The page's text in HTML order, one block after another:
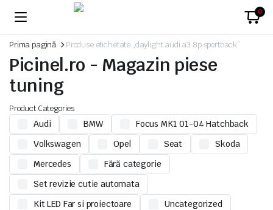
0
Prima pagină Produse etichetate „daylight audi a3 8p sportback”
Picinel.ro - Magazin piese
tuning
Product Categories
Audi BMW
Focus MK1 01-04 Hatchback
Volkswagen
Opel Seat
Skoda
Mercedes
Fără categorie
Set revizie cutie automata
Kit LED Far si proiectoare
Uncategorized